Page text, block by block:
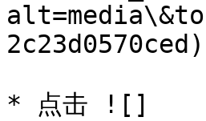
2c23d0570ced)
* 点击 ![]